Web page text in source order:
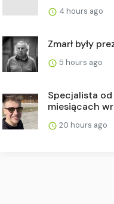
4 hours ago
Zmarł były
5 hours ago
Specjalista
miesiącach
20 hours ago